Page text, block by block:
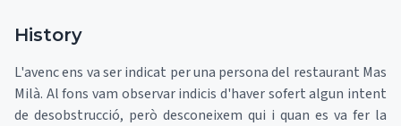
History
L'avenc ens va ser indicat per una persona del restaurant Mas
Milà. Al fons vam observar indicis d'haver sofert algun intent
de desobstrucció, però desconeixem qui i quan es va fer la